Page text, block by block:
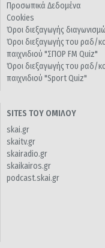
Προσωπικά Δεδομένα
Cookies
Όροι διεξαγωγής
Όροι διεξαγωγής του ραδ/
παιχνιδιού "ΣΠΟΡ FM Quiz"
Όροι διεξαγωγής του ραδ/
παιχνιδιού "Sport Quiz"
SITES ΤΟΥ ΟΜΙΛΟΥ
skai.gr
skaitv.gr
skairadio.gr
skaikairos.gr
podcast.skai.gr